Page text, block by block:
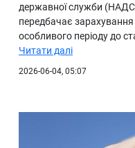
державної служби
передбачає зарахування
особливого періоду до
Читати далі
2026-06-04, 05:07